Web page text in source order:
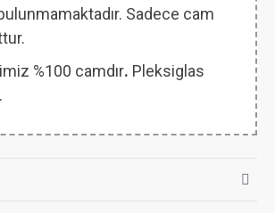
Sadece cam
%100 camdır. Pleksiglas